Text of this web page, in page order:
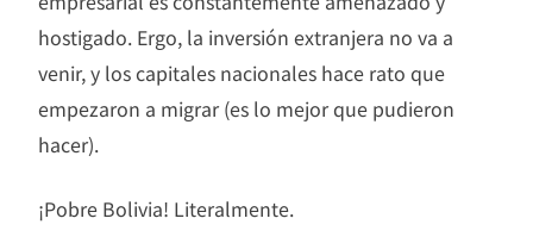
hostigado. Ergo, la inversión extranjera no va a
venir, y los capitales nacionales hace rato que
empezaron a migrar (es lo mejor que pudieron
hacer).
¡Pobre Bolivia! Literalmente.